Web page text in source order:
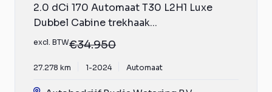
2.0 dCi 170 Automaat T30 L2H1 Luxe
Dubbel Cabine trekhaak...
excl. BTW€34.950
27.278 km 1-2024 Automaat